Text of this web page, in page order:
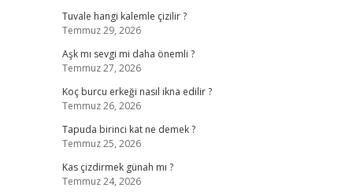
Tuvale hangi kalemle çizilir ?
Temmuz 29, 2026
Aşk mı sevgi mi daha önemli ?
Temmuz 27, 2026
Koç burcu erkeği nasıl ikna edilir ?
Temmuz 26, 2026
Tapuda birinci kat ne demek ?
Temmuz 25, 2026
Kas çizdirmek günah mı ?
Temmuz 24, 2026